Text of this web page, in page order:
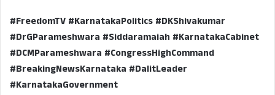
#FreedomTV #KarnatakaPolitics #DKShivakumar
#DrGParameshwara #Siddaramaiah #KarnatakaCabinet
#DCMParameshwara #CongressHighCommand
#BreakingNewsKarnataka #DalitLeader
#KarnatakaGovernment